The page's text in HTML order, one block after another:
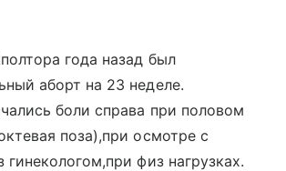
года назад был
аборт на 23 неделе.
боли справа при половом
поза),при осмотре с
гинекологом,при физ нагрузках.